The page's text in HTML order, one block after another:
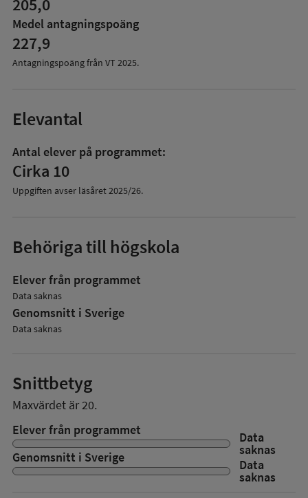
205,0
Medel antagningspoäng
227,9
Antagningspoäng från VT 2025.
Elevantal
Antal elever på programmet:
Cirka 10
Uppgiften avser läsåret2025/26.
Behöriga till högskola
Elever från programmet
Data saknas
Genomsnitt i Sverige
Data saknas
Snittbetyg
Maxvärdet är 20.
Elever från programmet
Data
saknas
Genomsnitt i Sverige Data
saknas